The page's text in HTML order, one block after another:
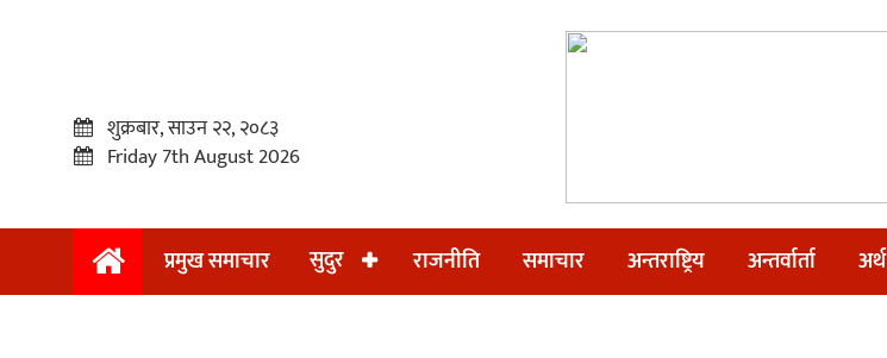
प्रमुख
शुक्रबार, साउन २२, २०८३
Friday 7th August 2026
प्रमुख समाचार सुदुर राजनीति समाचार अन्तराष्ट्रिय अन्तर्वार्ता अर्थ